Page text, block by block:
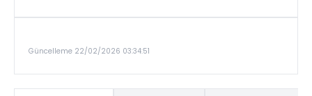
Güncelleme 22/02/2026 03:34:51